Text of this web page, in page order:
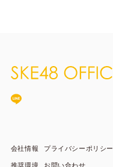
会社情報 プライバシーポリシー
推奨環境
お問い合わせ